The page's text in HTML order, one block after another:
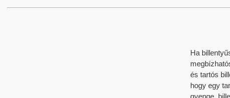
Ha
és tartós
hogy egy
gyenge,